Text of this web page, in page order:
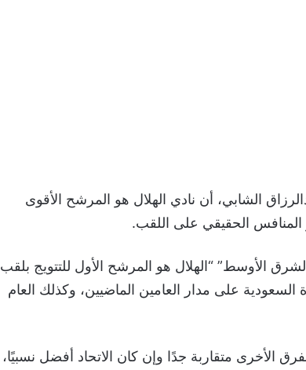
الشابي، أن نادي الهلال هو المرشح الأقوى
المنافس الحقيقي على اللقب.
الأوسط” “الهلال هو المرشح الأول للتتويج بلقب
السعودية على مدار العامين الماضيين، وكذلك العام
الأخرى متقاربة جدًا وإن كان الاتحاد أفضل نسبيًا،